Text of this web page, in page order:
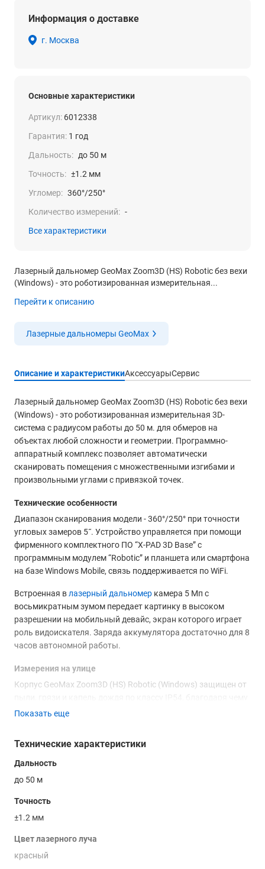
Информация о доставке
г. Москва
Основные характеристики
Артикул: 6012338
Гарантия: 1 год
Дальность: до 50 м
Точность: ±1.2 мм
Угломер: 360°/250°
Количество измерений: -
Все характеристики
Лазерный дальномер GeoMax Zoom3D (HS) Robotic без вехи
(Windows) - это роботизированная измерительная...
Перейти к описанию
Лазерные дальномеры GeoMax
Описание и характеристикиАксессуарыСервис
Лазерный дальномер GeoMax Zoom3D (HS) Robotic без вехи
(Windows) - это роботизированная измерительная 3D-
система с радиусом работы до 50 м. для обмеров на
объектах любой сложности и геометрии. Программно-
аппаратный комплекс позволяет автоматически
сканировать помещения с множественными изгибами и
произвольными углами с привязкой точек.
Технические особенности
Диапазон сканирования модели - 360°/250° при точности
угловых замеров 5˝. Устройство управляется при помощи
фирменного комплектного ПО “X-PAD 3D Base” с
программным модулем “Robotic” и планшета или смартфона
на базе Windows Mobile, связь поддерживается по WiFi.
Встроенная влазерный дальномер камера 5 Мп с
восьмикратным зумом передает картинку в высоком
разрешении на мобильный девайс, экран которого играет
роль видоискателя. Заряда аккумулятора достаточно для 8
часов автономной работы.
Измерения на улице
Корпус GeoMax Zoom3D (HS) Robotic (Windows) защищен от
можно безбоязненно проводить такие строительные
Надежный партнер
Роботизированный дальномер оснащен функцией
марки и слежения за ними. Таким образом, для
топографической съемки или разбивки участка нужен
мишень по точкам. Прибор же, в свою очередь, будет
захватывать цели и проводить высокоточные замеры.
Показать еще
Технические характеристики
Дальность
до 50 м
Точность
±1.2 мм
Цвет лазерного луча
красный